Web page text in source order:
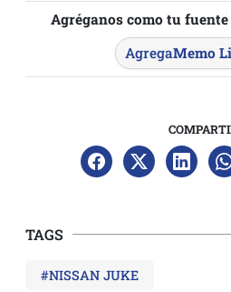
Agréganos como tu
AgregaMemo
TAGS
#NISSAN JUKE